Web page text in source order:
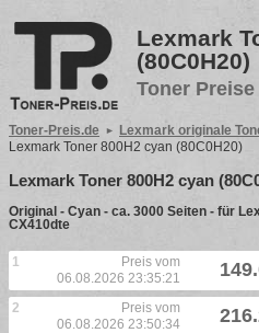
Lexmark
(80C0H20)
Toner
Toner-Preis.de
Lexmark originale
Lexmark Toner 800H2 cyan (80C0H20)
Lexmark Toner 800H2 cyan
Original - Cyan - ca. 3000 Seiten - für
CX410dte
1
Preis vom
06.08.2026 23:35:21
2
Preis vom
06.08.2026 23:50:34